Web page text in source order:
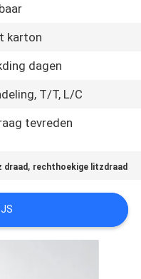
karton
dagen
T/T, L/C
tevreden
draad , rechthoekige litzdraad